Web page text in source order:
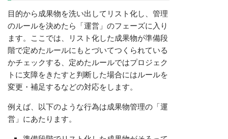
目的から成果物を洗い出してリスト化し、管理
のルールを決めたら「運営」のフェーズに入り
ます。ここでは、リスト化した成果物が準備段
階で定めたルールにもとづいてつくられている
かチェックする、定めたルールではプロジェク
トに支障をきたすと判断した場合にはルールを
変更・補足するなどの対応をします。
例えば、以下のような行為は成果物管理の「運
営」にあたります。